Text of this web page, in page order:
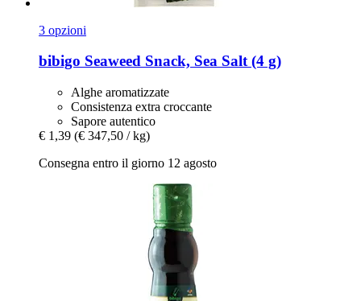
3 opzioni
bibigo Seaweed Snack, Sea Salt (4 g)
Alghe aromatizzate
Consistenza extra croccante
Sapore autentico
€ 1,39 (€ 347,50 / kg)
Consegna entro il giorno 12 agosto